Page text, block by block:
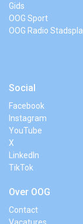
Gids
OOG Sport
OOG Radio
Social
Facebook
Instagram
YouTube
X
LinkedIn
TikTok
Over OOG
Contact
Vacatures